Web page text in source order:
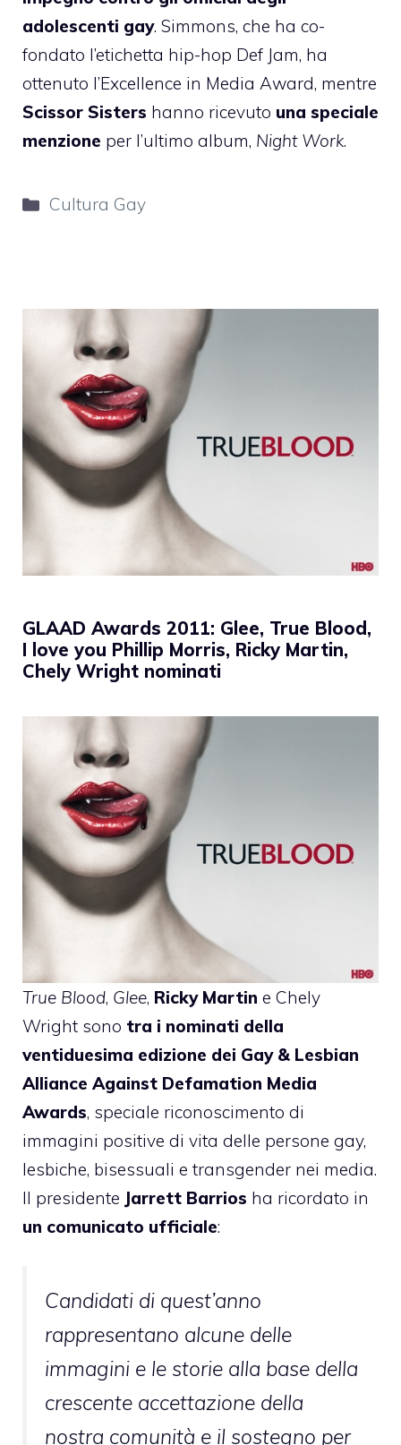
adolescenti gay. Simmons, che ha co-
fondato l’etichetta hip-hop Def Jam, ha
ottenuto l’Excellence in Media Award, mentre
Scissor Sisters hanno ricevuto una speciale
menzione per l’ultimo album, Night Work.
Categorie
Cultura Gay
GLAAD Awards 2011: Glee, True Blood,
I love you Phillip Morris, Ricky Martin,
Chely Wright nominati
True Blood, Glee, Ricky Martin e Chely
Wright sono tra i nominati della
ventiduesima edizione dei Gay & Lesbian
Alliance Against Defamation Media
Awards, speciale riconoscimento di
immagini positive di vita delle persone gay,
lesbiche, bisessuali e transgender nei media.
Il presidente Jarrett Barrios ha ricordato in
un comunicato ufficiale:
Candidati di quest’anno
rappresentano alcune delle
immagini e le storie alla base della
crescente accettazione della
nostra comunità e il sostegno per